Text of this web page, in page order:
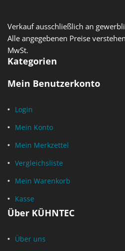
Verkauf ausschließlich an
Alle angegebenen Preise
MwSt.
Kategorien
Mein Benutzerkonto
Login
Mein Konto
Mein Merkzettel
Vergleichsliste
Mein Warenkorb
Kasse
Über KÜHNTEC
Über uns